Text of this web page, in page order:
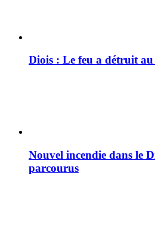
Diois : Le feu a détruit au
Nouvel incendie dans le
parcourus